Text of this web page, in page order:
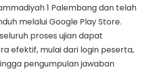
1 Palembang dan telah
melalui Google Play Store.
proses ujian dapat
efektif, mulai dari login peserta,
pengumpulan jawaban